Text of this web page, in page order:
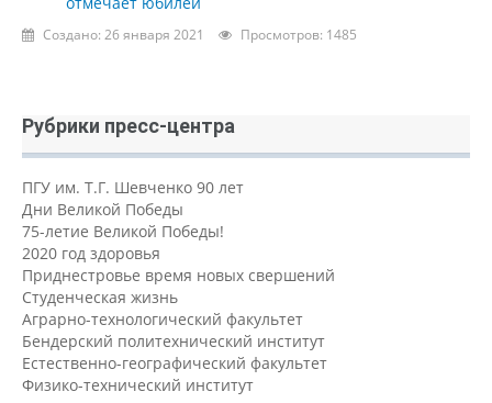
Создано: 26 января 2021 Просмотров: 1485
Рубрики пресс-центра
ПГУ им. Т.Г. Шевченко 90 лет
Дни Великой Победы
75-летие Великой Победы!
2020 год здоровья
Приднестровье время новых свершений
Студенческая жизнь
Аграрно-технологический факультет
Бендерский политехнический институт
Естественно-географический факультет
Физико-технический институт